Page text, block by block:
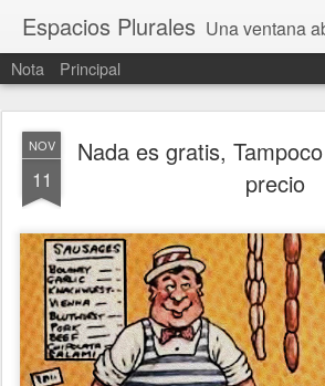
Espacios Plurales Una ventana abierto para tratar problemas que nos afectan a todxs. Temas sociales, educación, cultura, economía,
Nota Principal
NOV
11
Nada es gratis,
precio